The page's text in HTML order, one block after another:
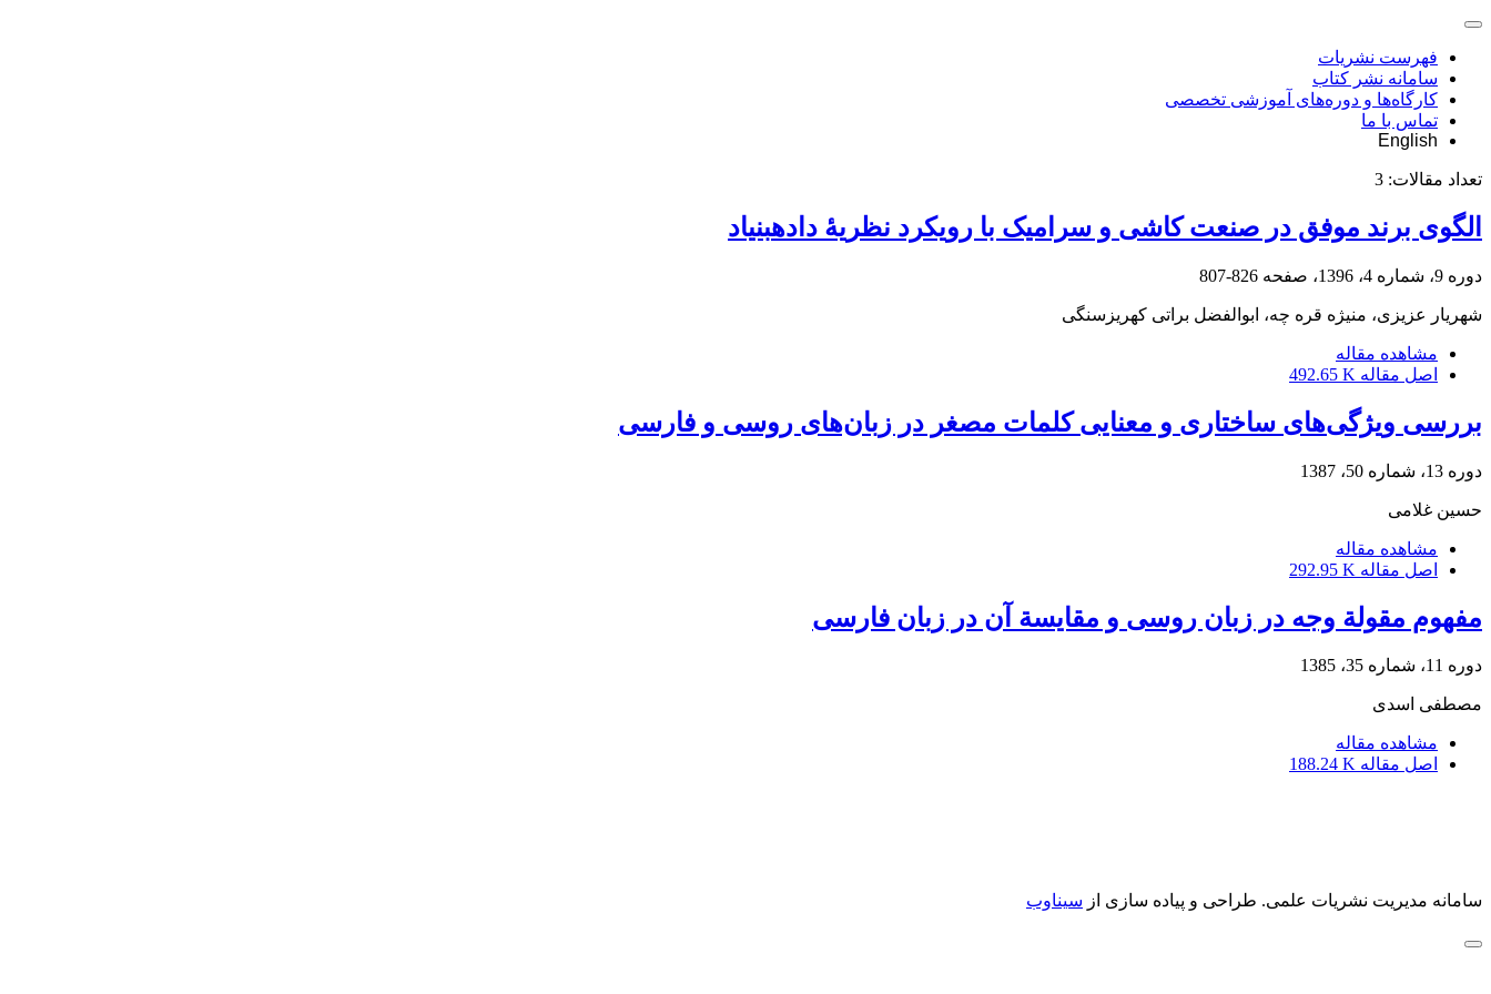
فهرست نشریات
سامانه نشر کتاب
کارگاه‌ها و دوره‌های آموزشی تخصصی
تماس با ما
English
تعداد مقالات: 3
الگوی برند موفق در صنعت کاشی و سرامیک با رویکرد نظریۀ داده‎بنیاد
دوره 9، شماره 4، 1396، صفحه 826-807
شهریار عزیزی، منیژه قره چه، ابوالفضل براتی کهریزسنگی
مشاهده مقاله
اصل مقاله 492.65 K
بررسی ویژگی‌های ساختاری و معنایی کلمات مصغر در زبان‌های روسی و فارسی
دوره 13، شماره 50، 1387
حسین غلامی
مشاهده مقاله
اصل مقاله 292.95 K
مفهوم مقولة وجه در زبان روسی و مقایسة آن در زبان فارسی
دوره 11، شماره 35، 1385
مصطفی اسدی
مشاهده مقاله
اصل مقاله 188.24 K
سامانه مدیریت نشریات علمی. طراحی و پیاده سازی از سیناوب